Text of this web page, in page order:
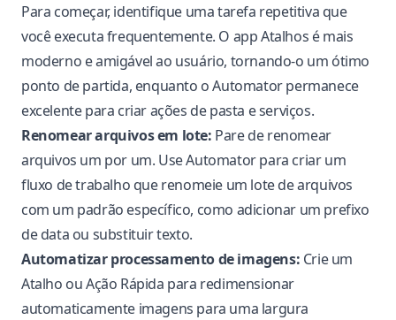
Para começar, identifique uma tarefa repetitiva que
você executa frequentemente. O app Atalhos é mais
moderno e amigável ao usuário, tornando-o um ótimo
ponto de partida, enquanto o Automator permanece
excelente para criar ações de pasta e serviços.
Renomear arquivos em lote: Pare de renomear
arquivos um por um. Use Automator para criar um
fluxo de trabalho que renomeie um lote de arquivos
com um padrão específico, como adicionar um prefixo
de data ou substituir texto.
Automatizar processamento de imagens: Crie um
Atalho ou Ação Rápida para redimensionar
automaticamente imagens para uma largura